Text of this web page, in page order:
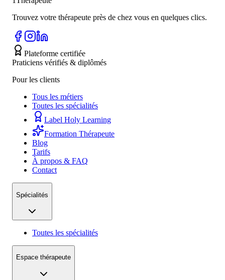
Trouvez votre thérapeute près de chez vous en quelques clics.
Plateforme certifiée
Praticiens vérifiés & diplômés
Pour les clients
Tous les métiers
Toutes les spécialités
Label Holy Learning
Formation Thérapeute
Blog
Tarifs
À propos & FAQ
Contact
Spécialités
Toutes les spécialités
Espace thérapeute